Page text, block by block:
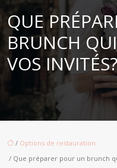
QUE
BRUNCH
VOS INVITÉS?
/ Options de restauration
/ Que préparer pour un brunch